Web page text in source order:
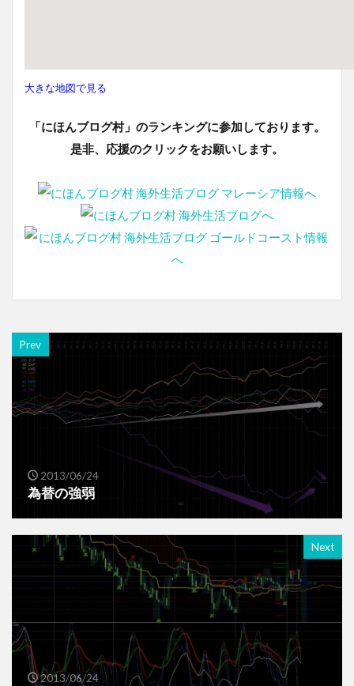
大きな地図で見る
「にほんブログ村」のランキングに参加しております。
是非、応援のクリックをお願いします。
Prev
2013/06/24
為替の強弱
Next
2013/06/24